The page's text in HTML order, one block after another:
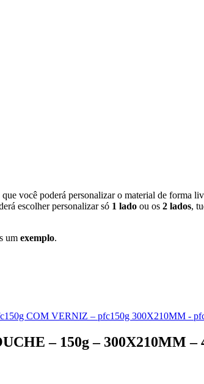
você poderá personalizar o material de forma
escolher personalizar só 1 lado ou os 2 lados,
um exemplo.
COM VERNIZ – pfc150g 300X210MM -
– 150g – 300X210MM –